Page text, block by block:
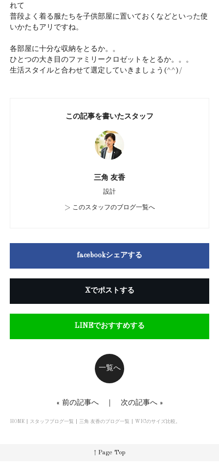
れて
普段よく着る服たちを子供部屋に置いておくなどといった使
いかたもアリですね。
各部屋に十分な収納をとるか。。
ひとつの大き目のファミリークロゼットをとるか。。。
生活スタイルと合わせて選定していきましょう(^^)/
この記事を書いたスタッフ
三角 友香
設計
> このスタッフのブログ一覧へ
facebookシェアする
Xでポストする
LINEでおすすめする
一覧へ
« 前の記事へ｜ 次の記事へ»
HOME スタッフブログ一覧 三角 友香のブログ一覧 WICのサイズ比較。
↑ Page Top